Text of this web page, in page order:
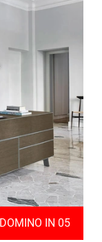
DOMINO IN 05